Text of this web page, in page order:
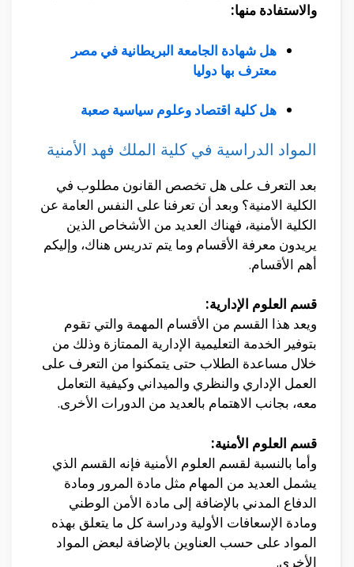
والاستفادة منها:
هل شهادة الجامعة البريطانية في مصر
معترف بها دوليا
هل كلية اقتصاد وعلوم سياسية صعبة
المواد الدراسية في كلية الملك فهد الأمنية
بعد التعرف على هل تخصص القانون مطلوب في
الكلية الامنية؟ وبعد أن تعرفنا على النفس العامة عن
الكلية الأمنية، فهناك العديد من الأشخاص الذين
يريدون معرفة الأقسام وما يتم تدريس هناك، وإليكم
أهم الأقسام.
قسم العلوم الإدارية:
ويعد هذا القسم من الأقسام المهمة والتي تقوم
بتوفير الخدمة التعليمية الإدارية الممتازة وذلك من
خلال مساعدة الطلاب حتى يتمكنوا من التعرف على
العمل الإداري والنظري والميداني وكيفية التعامل
معه، بجانب الاهتمام بالعديد من الدورات الأخرى.
قسم العلوم الأمنية:
وأما بالنسبة لقسم العلوم الأمنية فإنه القسم الذي
يشمل العديد من المهام مثل مادة المرور ومادة
الدفاع المدني بالإضافة إلى مادة الأمن الوطني
ومادة الإسعافات الأولية ودراسة كل ما يتعلق بهذه
المواد على حسب العناوين بالإضافة لبعض المواد
الأخرى.